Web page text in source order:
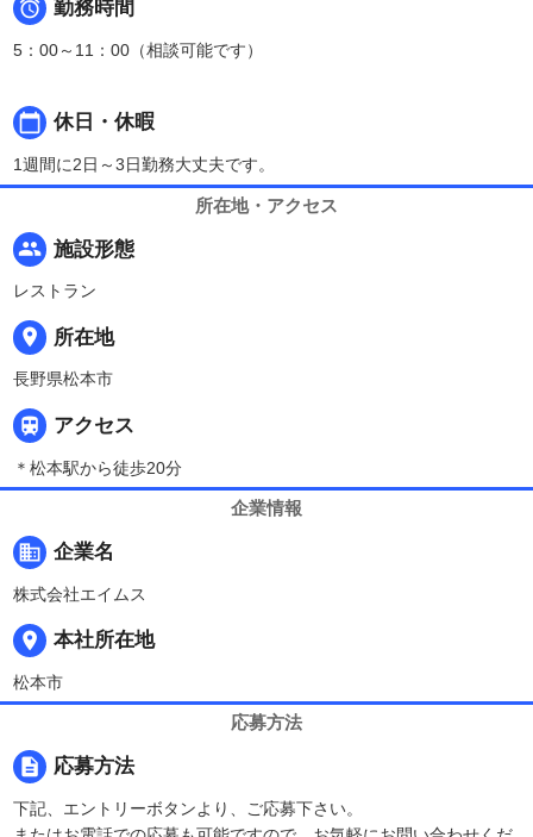
 勤務時間
5：00～11：00（相談可能です）
calendar_today 休日・休暇
1週間に2日～3日勤務大丈夫です。
所在地・アクセス
people 施設形態
レストラン
place 所在地
長野県松本市
 アクセス
＊松本駅から徒歩20分
企業情報
business 企業名
株式会社エイムス
place 本社所在地
松本市
応募方法
description 応募方法
下記、エントリーボタンより、ご応募下さい。